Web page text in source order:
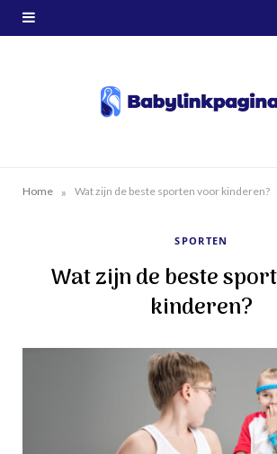
Home » Wat zijn de beste sporten voor kinderen?
SPORTEN
Wat zijn de beste
kinderen?